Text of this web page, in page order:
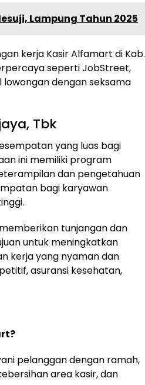
Lampung Tahun 2025
kerja Kasir Alfamart di Kab.
seperti JobStreet,
lowongan dengan seksama
Tbk
yang luas bagi
ini memiliki program
dan pengetahuan
bagi karyawan
tunjangan dan
untuk meningkatkan
kerja yang nyaman dan
asuransi kesehatan,
pelanggan dengan ramah,
area kasir, dan